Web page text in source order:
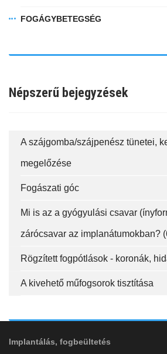
FOGÁGYBETEGSÉG
Népszerű bejegyzések
A szájgomba/szájpenész tünetei,
megelőzése
Fogászati góc
Mi is az a gyógyulási csavar
zárócsavar az implanátumokban?
Rögzített fogpótlások - koronák,
A kivehető műfogsorok tisztítása
ITT TALÁL MEG
fa-
EMAILCIME
FELIRATKOZÁS
Implantálás, fogbeültetés